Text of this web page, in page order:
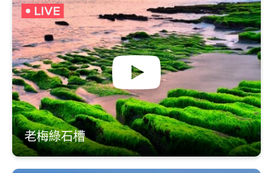
老梅綠石槽